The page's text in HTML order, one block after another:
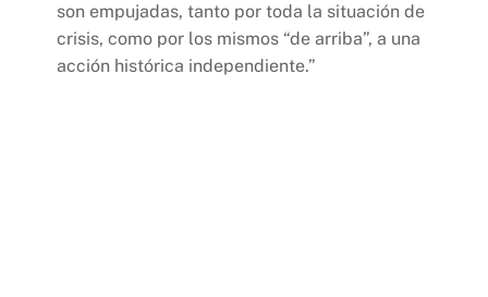
son empujadas, tanto por toda la situación de
crisis, como por los mismos “de arriba”, a una
acción histórica independiente.”